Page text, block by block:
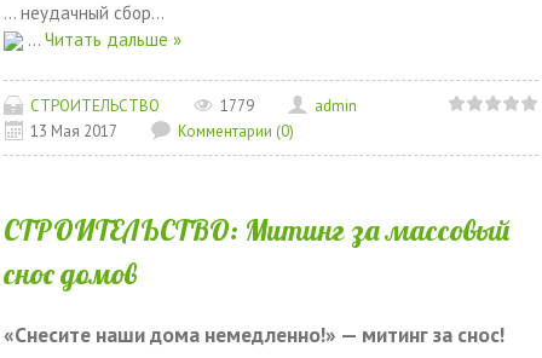
… неудачный сбор…
... Читать дальше »
СТРОИТЕЛЬСТВО 1779
admin
13 Мая 2017
Комментарии (0)
СТРОИТЕЛЬСТВО: Митинг за массовый
снос домов
«Снесите наши дома немедленно!» — митинг за снос!